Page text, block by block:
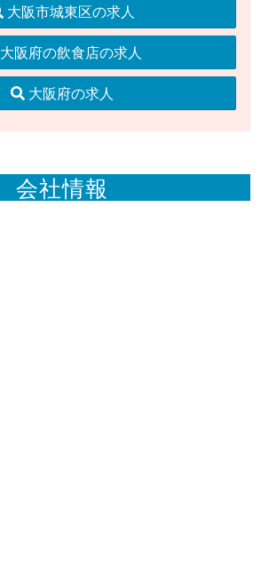
大阪市城東区の求人
大阪府の飲食店の求人
大阪府の求人
会社情報